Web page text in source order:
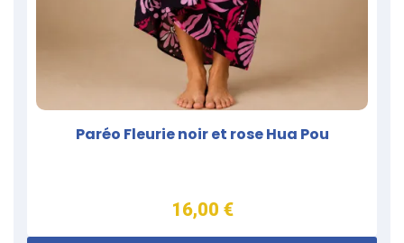
Paréo Fleurie noir et rose Hua Pou
16,00 €